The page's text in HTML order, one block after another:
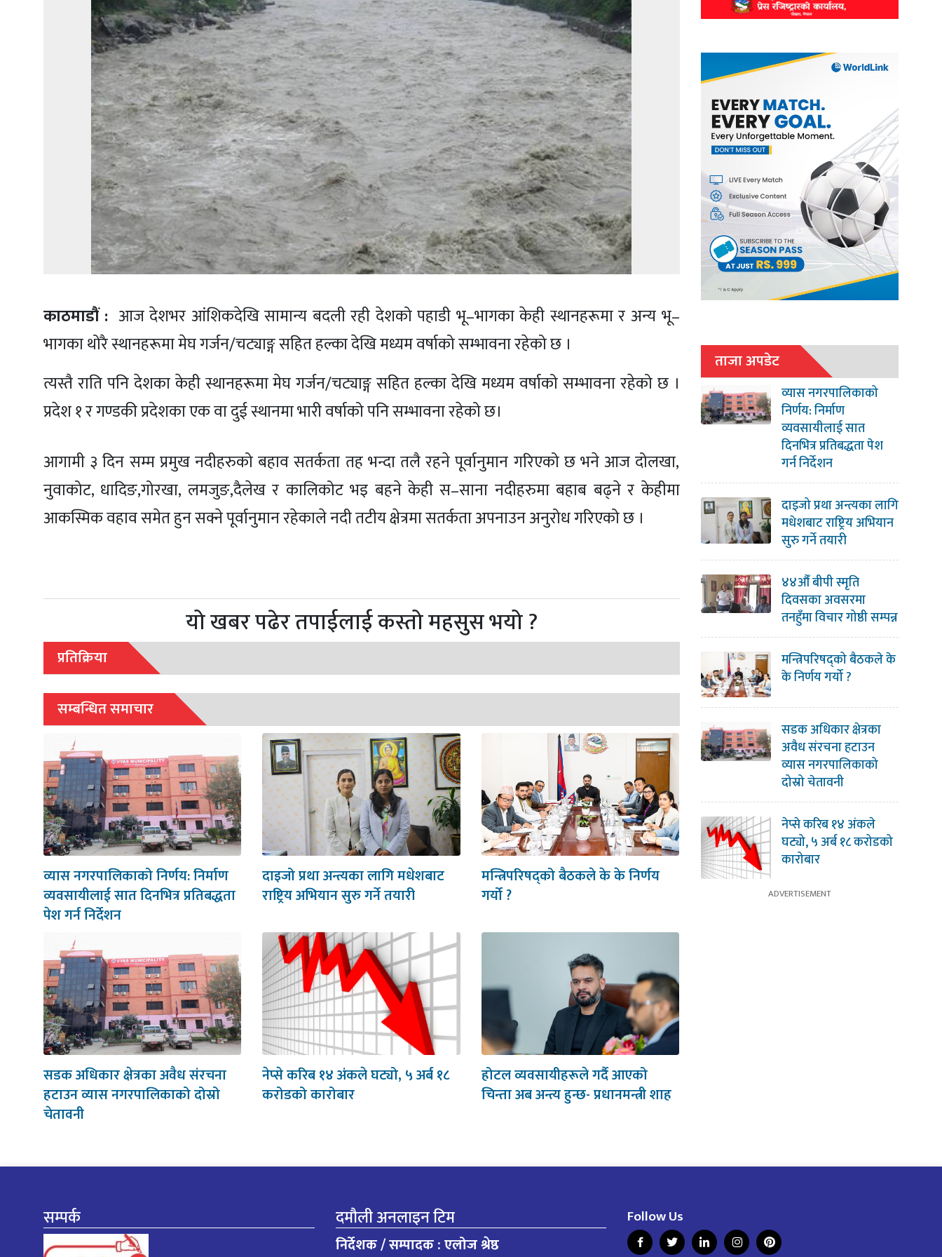
काठमाडौं : आज देशभर आंशिकदेखि सामान्य बदली रही देशको पहाडी भू–भागका केही स्थानहरूमा र अन्य भू–
भागका थोरै स्थानहरूमा मेघ गर्जन/चट्याङ्ग सहित हल्का देखि मध्यम वर्षाको सम्भावना रहेको छ ।
त्यस्तै राति पनि देशका केही स्थानहरूमा मेघ गर्जन/चट्याङ्ग सहित हल्का देखि मध्यम वर्षाको सम्भावना रहेको छ ।
प्रदेश १ र गण्डकी प्रदेशका एक वा दुई स्थानमा भारी वर्षाको पनि सम्भावना रहेको छ।
आगामी ३ दिन सम्म प्रमुख नदीहरुको बहाव सतर्कता तह भन्दा तलै रहने पूर्वानुमान गरिएको छ भने आज दोलखा,
नुवाकोट, धादिङ,गोरखा, लमजुङ,दैलेख र कालिकोट भइ बहने केही स–साना नदीहरुमा बहाब बढ्ने र केहीमा
आकस्मिक वहाव समेत हुन सक्ने पूर्वानुमान रहेकाले नदी तटीय क्षेत्रमा सतर्कता अपनाउन अनुरोध गरिएको छ ।
यो खबर पढेर तपाईलाई कस्तो महसुस भयो ?
प्रतिक्रिया
सम्बन्धित समाचार
व्यास नगरपालिकाको निर्णय: निर्माण
व्यवसायीलाई सात दिनभित्र प्रतिबद्धता
पेश गर्न निर्देशन
दाइजो प्रथा अन्त्यका लागि मधेशबाट
राष्ट्रिय अभियान सुरु गर्ने तयारी
मन्त्रिपरिषद्को बैठकले के के निर्णय
गर्यो ?
सडक अधिकार क्षेत्रका अवैध संरचना
हटाउन व्यास नगरपालिकाको दोस्रो
चेतावनी
नेप्से करिब १४ अंकले घट्यो, ५ अर्ब १८
करोडको कारोबार
होटल व्यवसायीहरूले गर्दै आएको
चिन्ता अब अन्त्य हुन्छ- प्रधानमन्त्री शाह
ताजा अपडेट
व्यास नगरपालिकाको
निर्णय: निर्माण
व्यवसायीलाई सात
दिनभित्र प्रतिबद्धता पेश
गर्न निर्देशन
दाइजो प्रथा अन्त्यका लागि
मधेशबाट राष्ट्रिय अभियान
सुरु गर्ने तयारी
४४औँ बीपी स्मृति
दिवसका अवसरमा
तनहुँमा विचार गोष्ठी सम्पन्न
मन्त्रिपरिषद्को बैठकले के
के निर्णय गर्यो ?
सडक अधिकार क्षेत्रका
अवैध संरचना हटाउन
व्यास नगरपालिकाको
दोस्रो चेतावनी
नेप्से करिब १४ अंकले
घट्यो, ५ अर्ब १८ करोडको
कारोबार
सम्पर्क दमौली अनलाइन टिम
निर्देशक / सम्पादक : एलोज श्रेष्ठ
Follow Us